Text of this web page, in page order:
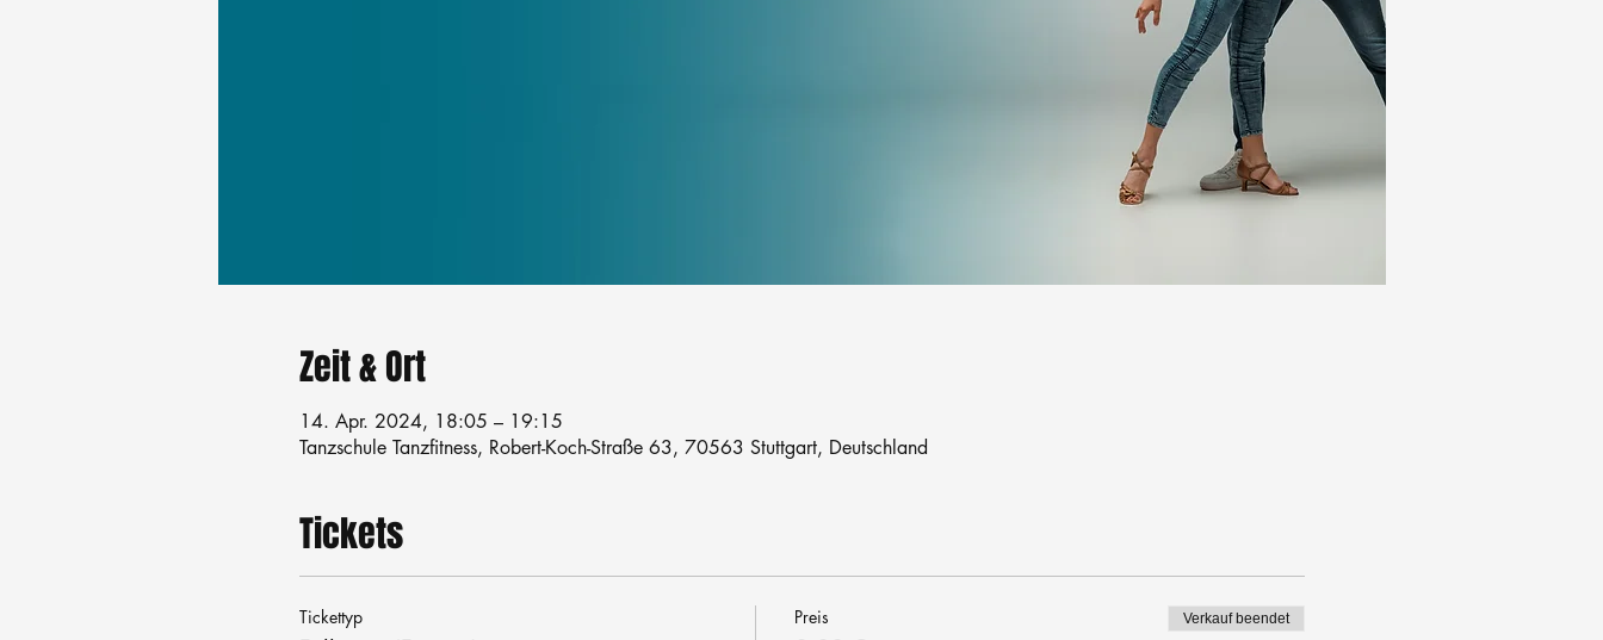
Zeit & Ort
14. Apr. 2024, 18:05 – 19:15
Tanzschule Tanzfitness, Robert-Koch-Straße 63, 70563 Stuttgart, Deutschland
Tickets
Tickettyp Preis Verkauf beendet